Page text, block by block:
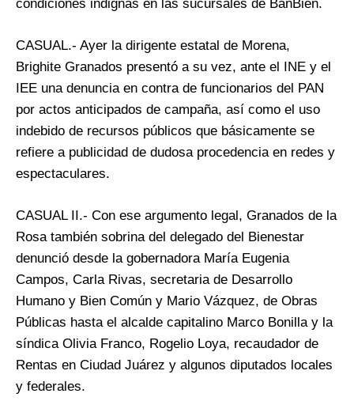
condiciones indignas en las sucursales de BanBien.
CASUAL.- Ayer la dirigente estatal de Morena,
Brighite Granados presentó a su vez, ante el INE y el
IEE una denuncia en contra de funcionarios del PAN
por actos anticipados de campaña, así como el uso
indebido de recursos públicos que básicamente se
refiere a publicidad de dudosa procedencia en redes y
espectaculares.
CASUAL II.- Con ese argumento legal, Granados de la
Rosa también sobrina del delegado del Bienestar
denunció desde la gobernadora María Eugenia
Campos, Carla Rivas, secretaria de Desarrollo
Humano y Bien Común y Mario Vázquez, de Obras
Públicas hasta el alcalde capitalino Marco Bonilla y la
síndica Olivia Franco, Rogelio Loya, recaudador de
Rentas en Ciudad Juárez y algunos diputados locales
y federales.